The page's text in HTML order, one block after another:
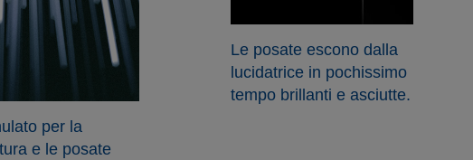
per la
e le posate
Le posate escono dalla
lucidatrice in pochissimo
tempo brillanti e asciutte.